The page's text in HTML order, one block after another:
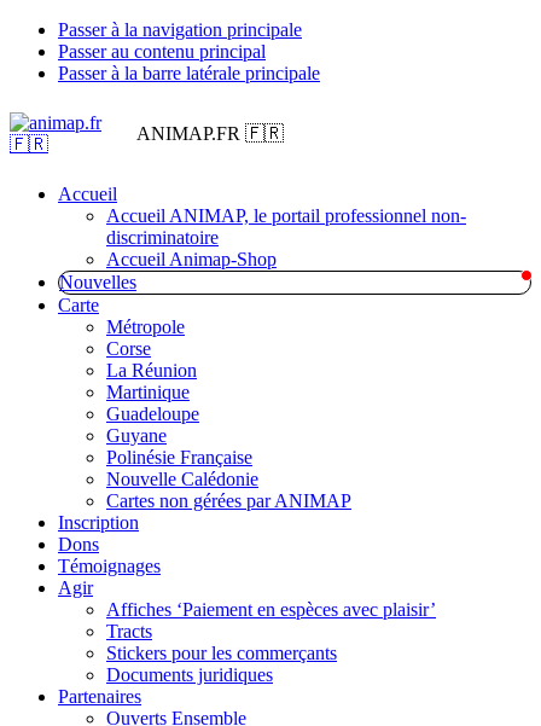
Passer à la navigation principale
Passer au contenu principal
Passer à la barre latérale principale
ANIMAP.FR 🇫🇷
Accueil
Accueil ANIMAP, le portail professionnel non-
discriminatoire
Accueil Animap-Shop
Nouvelles
Carte
Métropole
Corse
La Réunion
Martinique
Guadeloupe
Guyane
Polinésie Française
Nouvelle Calédonie
Cartes non gérées par ANIMAP
Inscription
Dons
Témoignages
Agir
Affiches ‘Paiement en espèces avec plaisir’
Tracts
Stickers pour les commerçants
Documents juridiques
Partenaires
Ouverts Ensemble